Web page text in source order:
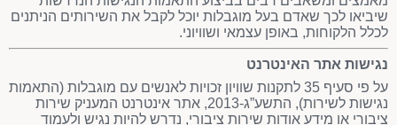
שיביאו לכך שאדם בעל מוגבלות יוכל לקבל את השירותים הניתנים
לכלל הלקוחות, באופן עצמאי ושוויוני.
נגישות אתר האינטרנט
על פי סעיף 35 לתקנות שוויון זכויות לאנשים עם מוגבלות (התאמות
נגישות לשירות), התשע”ג-2013, אתר אינטרנט המעניק שירות
ציבורי או מידע אודות שירות ציבורי, נדרש להיות נגיש ולעמוד